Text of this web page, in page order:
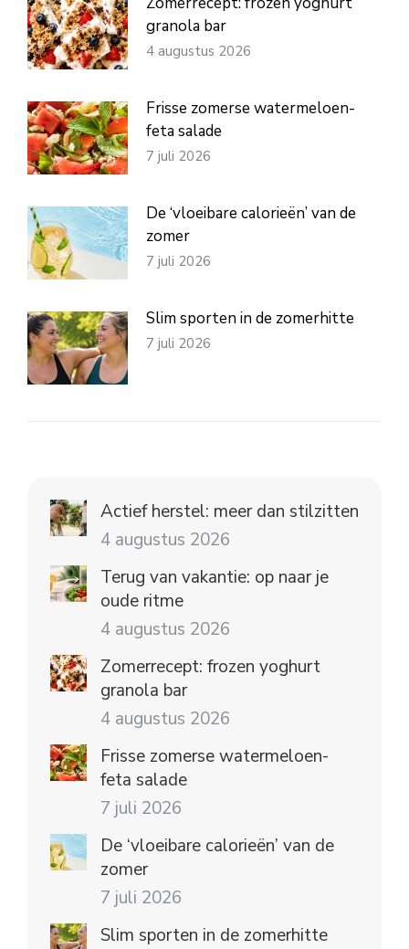
granola bar
4 augustus 2026
Frisse zomerse watermeloen-
feta salade
7 juli 2026
De ‘vloeibare calorieën’ van de
zomer
7 juli 2026
Slim sporten in de zomerhitte
7 juli 2026
Actief herstel: meer dan stilzitten
4 augustus 2026
Terug van vakantie: op naar je
oude ritme
4 augustus 2026
Zomerrecept: frozen yoghurt
granola bar
4 augustus 2026
Frisse zomerse watermeloen-
feta salade
7 juli 2026
De ‘vloeibare calorieën’ van de
zomer
7 juli 2026
Slim sporten in de zomerhitte